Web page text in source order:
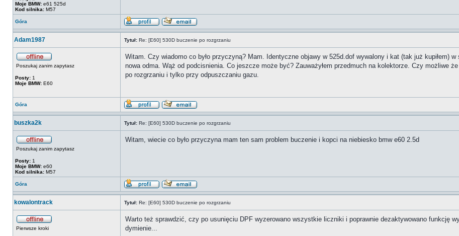
Moje BMW: e61 525d
Kod silnika: M57
Góra
Adam1987 Tytuł: Re: [E60] 530D buczenie po rozgrzaniu
Poszukaj zanim zapytasz
Posty: 1
Moje BMW: E60
Witam. Czy wiadomo co było przyczyną? Mam. Identyczne objawy w 525d.dof wywalony i kat (tak już kupiłem)
nowa odma. Wąż od podcisnienia. Co jeszcze może być? Zauważyłem przedmuch na kolektorze. Czy możliwe
po rozgrzaniu i tylko przy odpuszczaniu gazu.
Góra
buszka2k Tytuł: Re: [E60] 530D buczenie po rozgrzaniu
Poszukaj zanim zapytasz
Posty: 1
Moje BMW: e60
Kod silnika: M57
Witam, wiecie co było przyczyna mam ten sam problem buczenie i kopci na niebiesko bmw e60 2.5d
Góra
kowalontrack Tytuł: Re: [E60] 530D buczenie po rozgrzaniu
Pierwsze kroki
Warto też sprawdzić, czy po usunięciu DPF wyzerowano wszystkie liczniki i poprawnie dezaktywowano funkcję
dymienie...